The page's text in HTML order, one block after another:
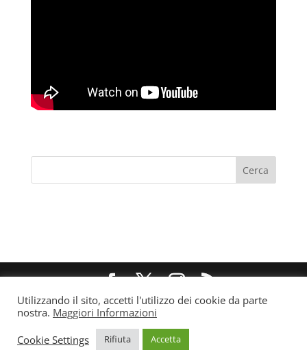
@ 2021 Forum Famiglie Puglia - P.IVA/C.F
Privacy e Cookie Policy
Utilizzando il sito, accetti l'utilizzo dei cookie da parte
nostra. Maggiori Informazioni
Cookie Settings
Rifiuta Accetta